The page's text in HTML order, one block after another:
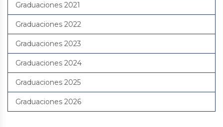
Graduaciones 2021
Graduaciones 2022
Graduaciones 2023
Graduaciones 2024
Graduaciones 2025
Graduaciones 2026